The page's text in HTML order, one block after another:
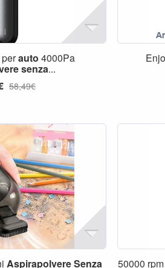
perauto 4000Pa
senza...
58,49€
AspirapolvereSenza 50000